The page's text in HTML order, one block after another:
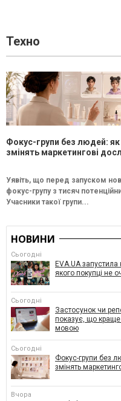
Техно
Фокус-групи без людей: як
змінять маркетингові
Уявіть, що перед запуском
фокус-групу з тисяч
Учасники такої групи...
НОВИНИ
Сьогодні
EVA.UA
якого покупці не
Сьогодні
Застосунок чи
показує, що
мовою
Сьогодні
Фокус-групи без
змінять
Вчора